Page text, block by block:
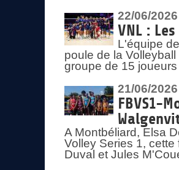
22/06/2026
VNL :
L'équipe
poule de la
groupe de 15
21/06/2026
FBVS1-
A Montbéliard, Elsa
Volley Series 1,
Duval et Jules